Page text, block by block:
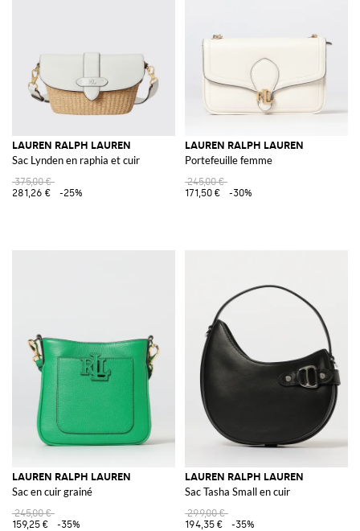
LAUREN RALPH LAUREN
Sac Lynden en raphia et cuir
375,00 €
281,26 €
-25%
LAUREN RALPH LAUREN
Portefeuille femme
245,00 €
171,50 €
-30%
LAUREN RALPH LAUREN
Sac en cuir grainé
245,00 €
159,25 €
-35%
LAUREN RALPH LAUREN
Sac Tasha Small en cuir
299,00 €
194,35 €
-35%